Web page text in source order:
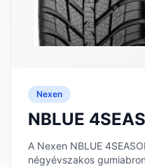
Nexen
NBLUE
A Nexen NBLUE
négyévszakos